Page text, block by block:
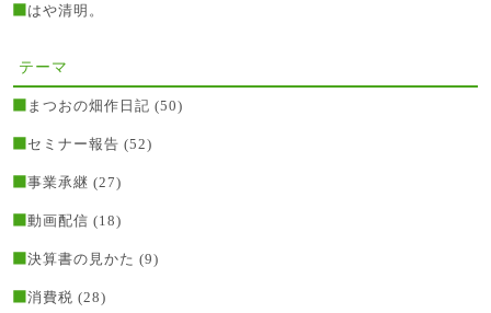
はや清明。
テーマ
まつおの畑作日記 (50)
セミナー報告 (52)
事業承継 (27)
動画配信 (18)
決算書の見かた (9)
消費税 (28)